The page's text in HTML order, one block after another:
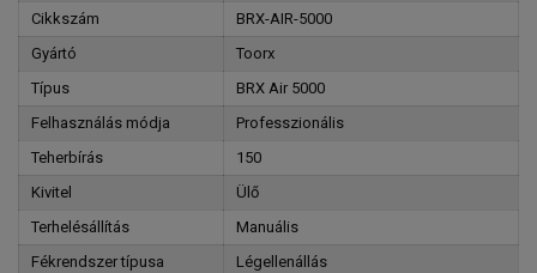
Cikkszám
BRX-AIR-5000
Gyártó
Toorx
Típus
BRX Air 5000
Felhasználás módja
Professzionális
Teherbírás
150
Kivitel
Ülő
Terhelésállítás
Manuális
Fékrendszer típusa
Légellenállás